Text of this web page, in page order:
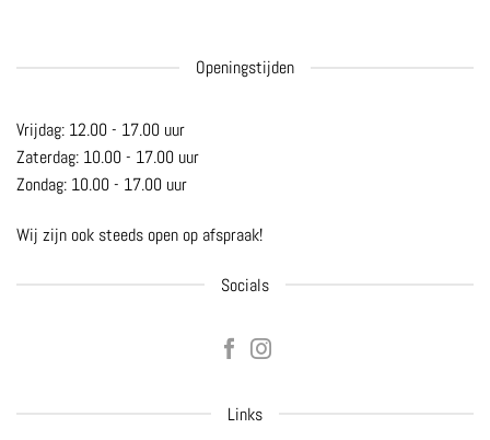
Links
Openingstijden
Vrijdag: 12.00 - 17.00 uur
Zaterdag: 10.00 - 17.00 uur
Zondag: 10.00 - 17.00 uur
Wij zijn ook steeds open op afspraak!
Socials